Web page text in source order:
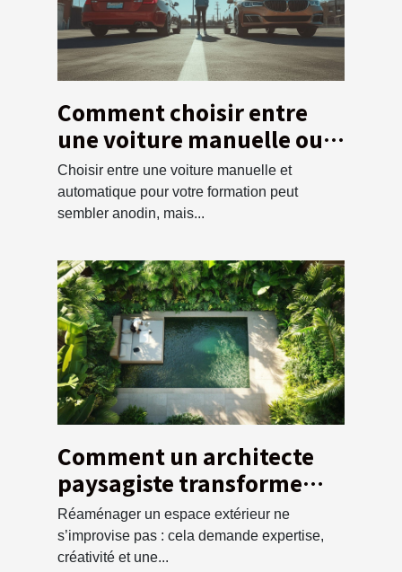
Comment choisir entre
une voiture manuelle ou
automatique pour votre
formation ?
Choisir entre une voiture manuelle et
automatique pour votre formation peut
sembler anodin, mais...
Comment un architecte
paysagiste transforme
votre espace extérieur ?
Réaménager un espace extérieur ne
s’improvise pas : cela demande expertise,
créativité et une...